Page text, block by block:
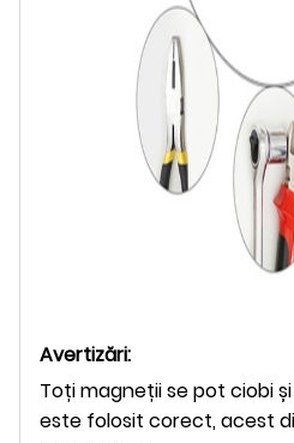
Avertizări:
Toți magneții se pot ciobi
este folosit corect, acest